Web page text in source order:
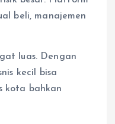
beli, manajemen
luas. Dengan
kecil bisa
kota bahkan